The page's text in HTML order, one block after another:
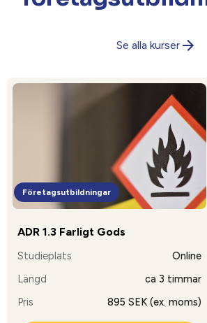
Se alla kurser
Företagsutbildningar
ADR 1.3 Farligt Gods
Studieplats
Online
Längd
ca 3 timmar
Pris
895 SEK (ex. moms)